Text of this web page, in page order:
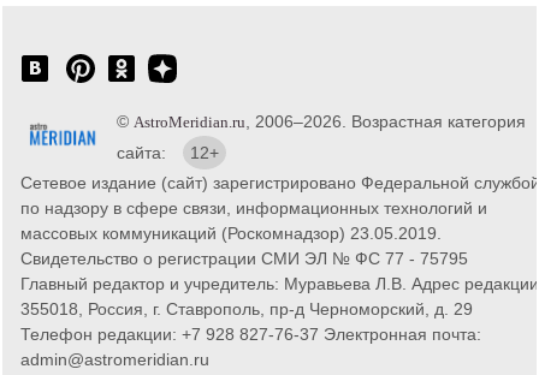
© AstroMeridian.ru , 2006–2026. Возрастная категория
сайта:
12+
Сетевое издание (сайт) зарегистрировано Федеральной службой
по надзору в сфере связи, информационных технологий и
массовых коммуникаций (Роскомнадзор) 23.05.2019.
Свидетельство о регистрации СМИ ЭЛ № ФС 77 - 75795
Главный редактор и учредитель: Муравьева Л.В. Адрес
355018, Россия, г. Ставрополь, пр-д Черноморский, д. 29
Телефон редакции: +7 928 827-76-37 Электронная почта:
admin@astromeridian.ru